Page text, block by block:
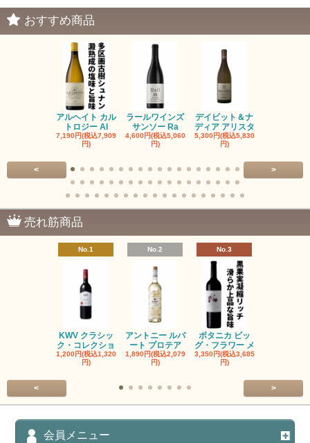
おすすめ商品
アルヘイト カル
トロジー Al
7,190円(税込7,909
円)
ラールワインズ
サンソー Ra
4,600円(税込5,060
円)
デイビット＆ナ
ディア アリスタ
5,300円(税込5,830
円)
< >
売れ筋商品
No.1
KWV クラシッ
ク・コレクショ
1,200円(税込1,320
円)
No.2
アントニー ルパ
ート プロテア
1,890円(税込2,079
円)
No.3
ボタニカ ビッ
グ・フラワー メ
3,350円(税込3,685
円)
< >
会員メニュー